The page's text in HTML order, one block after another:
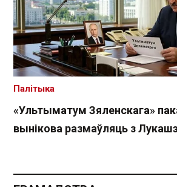
«Ультыматум Зяленскага»
вынікова размаўляць з
Палітыка